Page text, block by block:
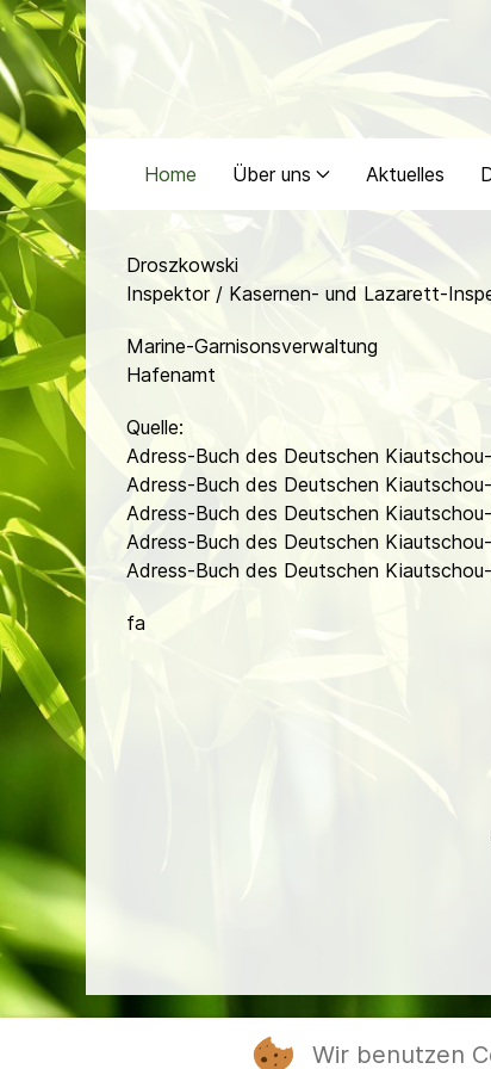
Home Über uns Aktuelles
Droszkowski
Inspektor / Kasernen- und Lazarett-
Marine-Garnisonsverwaltung
Hafenamt
Quelle:
Adress-Buch des Deutschen
Adress-Buch des Deutschen
Adress-Buch des Deutschen
Adress-Buch des Deutschen
Adress-Buch des Deutschen
fa
Wir benutzen